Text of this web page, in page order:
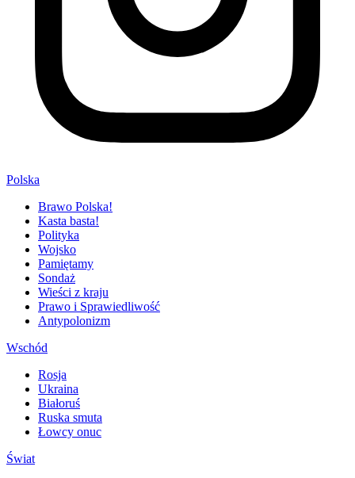
Polska
Brawo Polska!
Kasta basta!
Polityka
Wojsko
Pamiętamy
Sondaż
Wieści z kraju
Prawo i Sprawiedliwość
Antypolonizm
Wschód
Rosja
Ukraina
Białoruś
Ruska smuta
Łowcy onuc
Świat